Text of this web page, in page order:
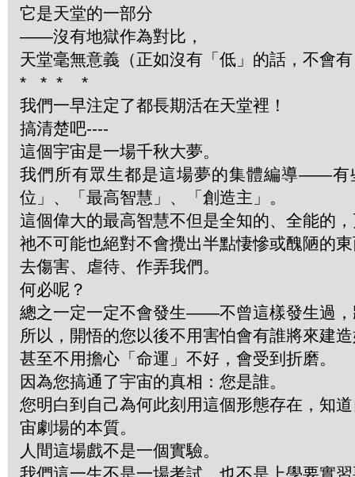
它是天堂的一部分
——沒有地獄作為對比，
天堂毫無意義（正如沒有「低」的話，不會
*
* *
*
我們一早注定了都長期活在天堂裡！
搞清楚吧----
這個宇宙是一場千秋大夢。
我們所有眾生都是這場夢的集體編導——有
位」、「最高智慧」、「創造主」。
這個偉大的最高智慧不但是全知的、全能的
祂不可能也絕對不會攪出半點悽慘或醜陋的
去傷害、虐待、作弄我們。
何必呢？
總之一定一定不會發生——不曾這樣發生過，
所以，開悟的您以後不用害怕會有誰將來建
甚至不用擔心「命運」不好，會受到折磨。
因為您搞通了宇宙的真相：您是誰。
您明白到自己為何此刻用這個形態存在，知
宙劇場的本質。
人間這場戲不是一個實驗。